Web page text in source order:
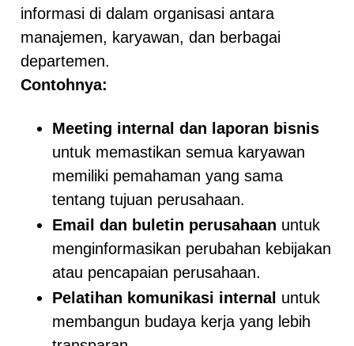
informasi di dalam organisasi antara
manajemen, karyawan, dan berbagai
departemen.
Contohnya:
Meeting internal dan laporan bisnis
untuk memastikan semua karyawan
memiliki pemahaman yang sama
tentang tujuan perusahaan.
Email dan buletin perusahaan untuk
menginformasikan perubahan kebijakan
atau pencapaian perusahaan.
Pelatihan komunikasi internal untuk
membangun budaya kerja yang lebih